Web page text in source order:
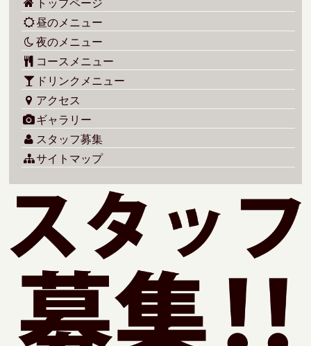
トップページ
昼のメニュー
夜のメニュー
コースメニュー
ドリンクメニュー
アクセス
ギャラリー
スタッフ募集
サイトマップ